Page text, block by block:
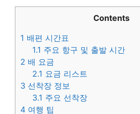
Contents
1 배편 시간표
1.1 주요 항구 및 출발 시간
2 배 요금
2.1 요금 리스트
3 선착장 정보
3.1 주요 선착장
4 여행 팁